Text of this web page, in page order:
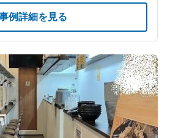
例詳細を見る